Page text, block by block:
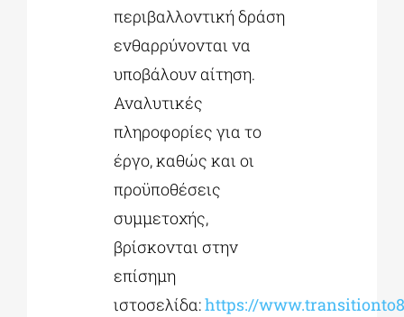
περιβαλλοντική δράση
ενθαρρύνονται να
υποβάλουν αίτηση.
Αναλυτικές
πληροφορίες για το
έργο, καθώς και οι
προϋποθέσεις
συμμετοχής,
βρίσκονται στην
επίσημη
ιστοσελίδα:https://